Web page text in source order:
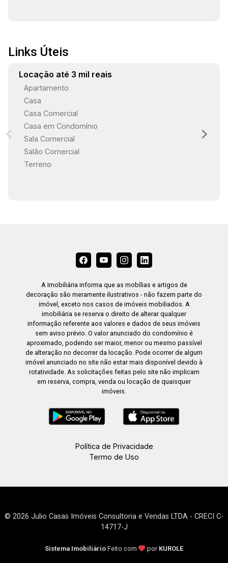
Links Úteis
Locação até 3 mil reais
Apartamento
Casa
Casa Comercial
Casa em Condomínio
Sala Comercial
Salão Comercial
Terreno
A Imobiliária informa que as mobílias e artigos de
decoração são meramente ilustrativos - não fazem parte do
imóvel, exceto nos casos de imóveis mobiliados. A
imobiliária se reserva o direito de alterar qualquer
informação referente aos valores e dados de seus imóveis
sem aviso prévio. O valor anunciado do condomínio é
aproximado, podendo ser maior, menor ou mesmo passível
de alteração no decorrer da locação. Pode ocorrer de algum
imóvel anunciado no site não estar mais disponível devido à
rotatividade. As solicitações feitas pelo site não implicam
em reserva, compra, venda ou locação de quaisquer
imóveis.
Política de Privacidade
Termo de Uso
© 2026 Julio Casas Imóveis Consultoria e Vendas LTDA - CRECI C-
14717-J
Sistema Imobiliário Feito com por KUROLE